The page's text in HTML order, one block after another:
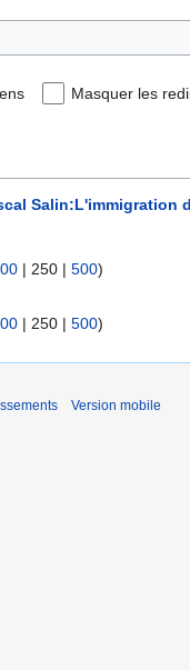
Masquer les
Salin:L'immigration
| 250 | 500)
| 250 | 500)
Version mobile